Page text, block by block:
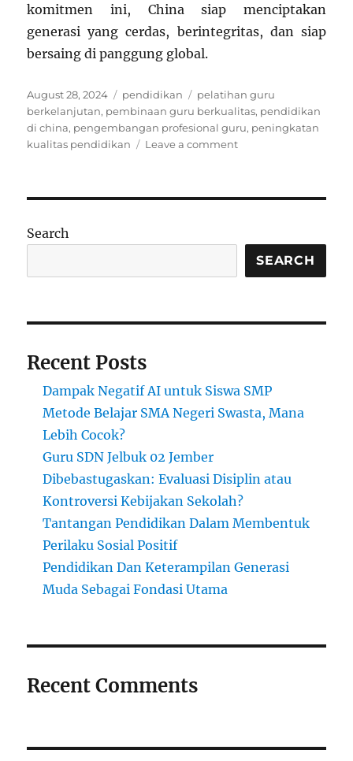
komitmen ini, China siap menciptakan
generasi yang cerdas, berintegritas, dan siap
bersaing di panggung global.
Posted
on
August 28, 2024 Categories
pendidikan Tags
pelatihan guru
berkelanjutan, pembinaan guru berkualitas, pendidikan
di china, pengembangan profesional guru, peningkatan
kualitas pendidikan
Leave a commenton
Pembinaan
Guru
Berkualitas
Search
SEARCH
Recent Posts
Dampak Negatif AI untuk Siswa SMP
Metode Belajar SMA Negeri Swasta, Mana
Lebih Cocok?
Guru SDN Jelbuk 02 Jember
Dibebastugaskan: Evaluasi Disiplin atau
Kontroversi Kebijakan Sekolah?
Tantangan Pendidikan Dalam Membentuk
Perilaku Sosial Positif
Pendidikan Dan Keterampilan Generasi
Muda Sebagai Fondasi Utama
Recent Comments